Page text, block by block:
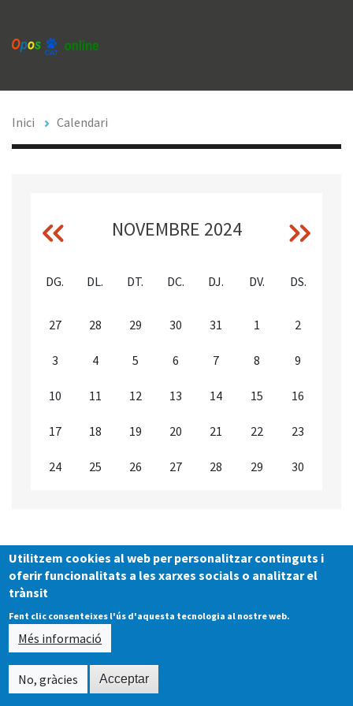
contingut
Fil
d'Ariadna
Inici Calendari
CALENDARI
NOVEMBRE 2024
DG. DL. DT. DC. DJ. DV. DS.
27 28 29 30 31 1 2
3 4 5 6 7 8 9
10 11 12 13 14 15 16
17 18 19 20 21 22 23
24 25 26 27 28 29 30
Utilitzem cookies al web per personalitzar continguts i
oferir funcionalitats a les xarxes socials o analitzar el
trànsit
Fent clic consenteixes l'ús d'aquesta tecnologia al nostre web.
Més informació
No, gràcies Acceptar